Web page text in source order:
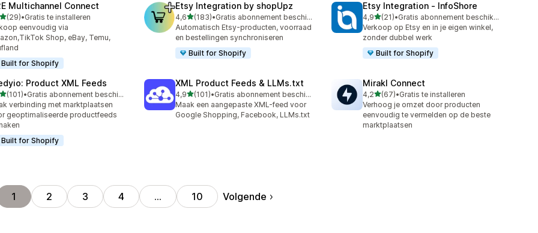
Multichannel Connect
van 5 sterren
(29) in totaal
•Gratis te installeren
eenvoudig via
Shop, eBay, Temu,
Built for Shopify
Etsy Integration by shopUpz
4,6van 5 sterren
(183)
183 recensies in totaal
•
Gratis abonnement beschikbaar
Automatisch Etsy-producten, voorraad
en bestellingen synchroniseren
Built for Shopify
Etsy Integration ‑ InfoShore
4,9van 5 sterren
(21)
21 recensies in totaal
•
Gratis abonnement beschikbaar
Verkoop op Etsy en in je eigen winkel,
zonder dubbel werk
Built for Shopify
Product XML Feeds
van 5 sterren
(101)
recensies in totaal
•
Gratis abonnement beschikbaar
verbinding met marktplaatsen
geoptimaliseerde productfeeds
Built for Shopify
XML Product Feeds & LLMs.txt
4,9van 5 sterren
(101)
101 recensies in totaal
•
Gratis abonnement beschikbaar
Maak een aangepaste XML-feed voor
Google Shopping, Facebook, LLMs.txt
Mirakl Connect
4,2van 5 sterren
(67)
67 recensies in totaal
•Gratis te installeren
Verhoog je omzet door producten
eenvoudig te vermelden op de beste
marktplaatsen
1 2 3 4 … 10 Volgende